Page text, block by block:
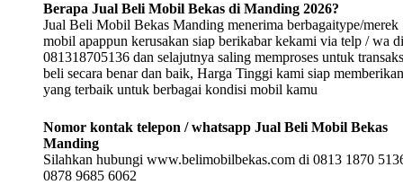
Berapa Jual Beli Mobil Bekas di Manding 2026?
Jual Beli Mobil Bekas Manding menerima berbagaitype/merek
mobil apappun kerusakan siap berikabar kekami via telp / wa di
081318705136 dan selajutnya saling memproses untuk
beli secara benar dan baik, Harga Tinggi kami siap memberikan
yang terbaik untuk berbagai kondisi mobil kamu
Nomor kontak telepon / whatsapp Jual Beli Mobil Bekas
Manding
Silahkan hubungi www.belimobilbekas.com di 0813 1870
0878 9685 6062